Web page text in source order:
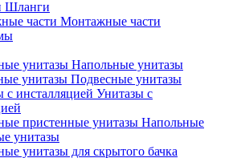
Шланги
Монтажные части
Напольные унитазы
Подвесные унитазы
Унитазы с
Напольные
унитазы